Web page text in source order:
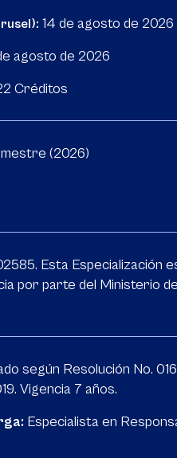
14 de agosto de 2026
agosto de 2026
Créditos
(2026)
Esta Especialización
por parte del Ministerio
según Resolución No.
Vigencia 7 años.
Especialista en